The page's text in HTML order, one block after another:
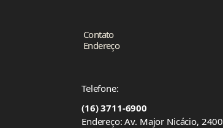
Contato
Endereço
Telefone:
(16) 3711-6900
Endereço: Av. Major Nicácio, 2400